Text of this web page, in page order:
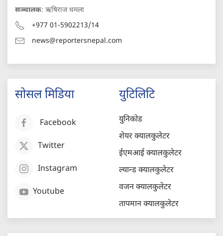
सञ्चालक: ऋषिराज धमला
+977 01-5902213/14
news@reportersnepal.com
सोसल मिडिया
Facebook
Twitter
Instagram
Youtube
युटिलिटि
युनिकोड
शेयर क्यालकुलेटर
ईएमआई क्यालकुलेटर
ल्यान्ड क्यालकुलेटर
वजन क्यालकुलेटर
तापमान क्यालकुलेटर